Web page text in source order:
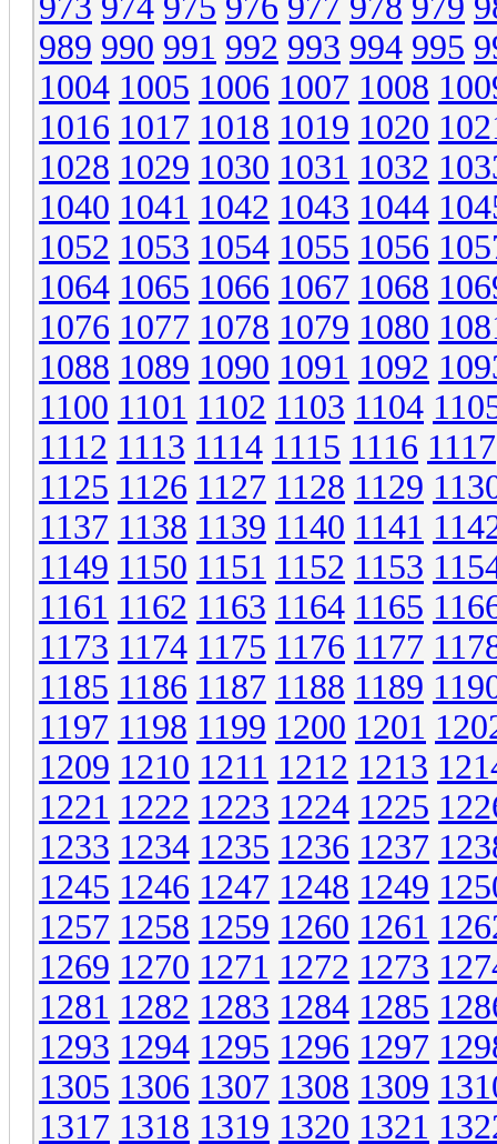
989 990 991 992 993 994 995
1004 1005 1006 1007 1008
1016 1017 1018 1019 1020
1028 1029 1030 1031 1032
1040 1041 1042 1043 1044
1052 1053 1054 1055 1056
1064 1065 1066 1067 1068
1076 1077 1078 1079 1080
1088 1089 1090 1091 1092
1100 1101 1102 1103 1104
1112 1113 1114 1115 1116 1117
1125 1126 1127 1128 1129
1137 1138 1139 1140 1141
1149 1150 1151 1152 1153
1161 1162 1163 1164 1165
1173 1174 1175 1176 1177
1185 1186 1187 1188 1189
1197 1198 1199 1200 1201
1209 1210 1211 1212 1213
1221 1222 1223 1224 1225
1233 1234 1235 1236 1237
1245 1246 1247 1248 1249
1257 1258 1259 1260 1261
1269 1270 1271 1272 1273
1281 1282 1283 1284 1285
1293 1294 1295 1296 1297
1305 1306 1307 1308 1309
1317 1318 1319 1320 1321